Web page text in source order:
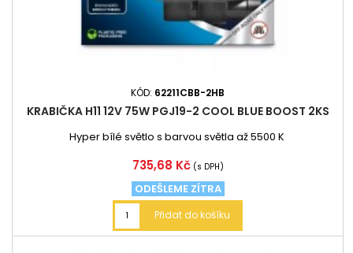
KÓD: 62211CBB-2HB
KRABIČKA H11 12V 75W PGJ19-2 COOL BLUE BOOST 2KS
Hyper bílé světlo s barvou světla až 5500 K
Cena
735,68 Kč (s DPH)
ODEŠLEME ZÍTRA
Přidat do košíku